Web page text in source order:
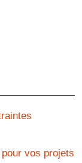
vos projets